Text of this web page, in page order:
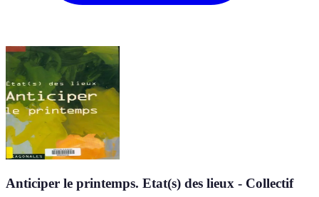
Anticiper le printemps. Etat(s) des lieux - Collectif